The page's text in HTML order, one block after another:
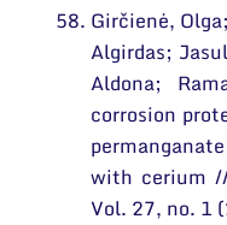
Girčienė,
Algirdas;
Aldona;
corrosion
with cerium
Vol. 27, no. 1